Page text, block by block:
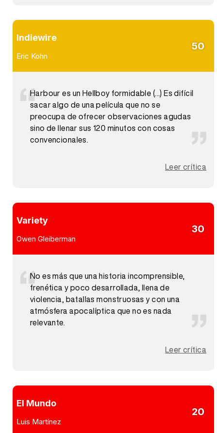
Indiewire
Eric Kohn
50
Harbour es un Hellboy formidable (...) Es difícil
sacar algo de una película que no se
preocupa de ofrecer observaciones agudas
sino de llenar sus 120 minutos con cosas
convencionales.
Leer crítica
Variety
Owen Gleiberman
30
No es más que una historia incomprensible,
frenética y poco desarrollada, llena de
violencia, batallas monstruosas y con una
atmósfera apocalíptica que no es nada
relevante.
Leer crítica
El Mundo
Luis Martínez
20